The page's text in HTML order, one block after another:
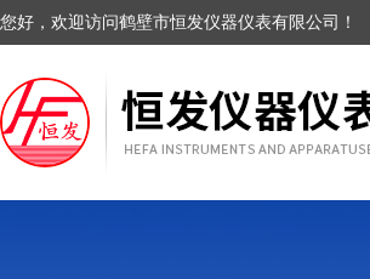
您好，欢迎访问鹤壁市恒发仪器仪表有限公司！